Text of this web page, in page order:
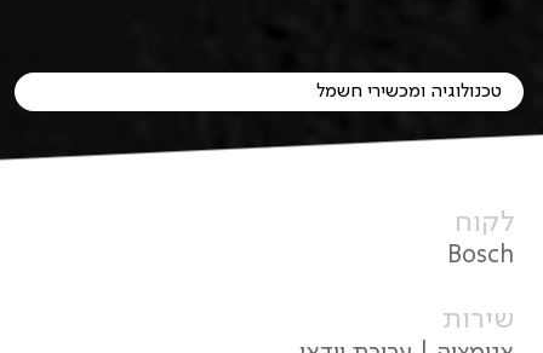
טכנולוגיה ומכשירי חשמל
לקוח
Bosch
שירות